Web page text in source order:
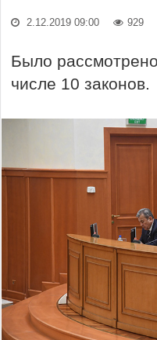
2.12.2019 09:00 929
Было
числе 10 законов.